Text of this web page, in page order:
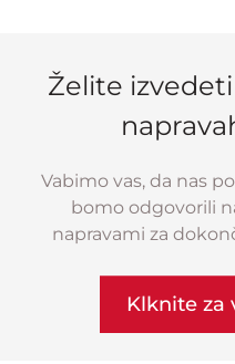
Želite
Vabimo vas, da nas
bomo odgovorili
napravami za
Klknite za